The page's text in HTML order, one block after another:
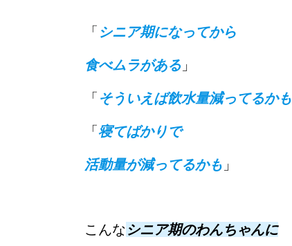
「 シニア期になってから
食べムラがある 」
「 そういえば飲水量減ってるかも
「 寝てばかりで
活動量が減ってるかも 」
こんな シニア期のわんちゃんに